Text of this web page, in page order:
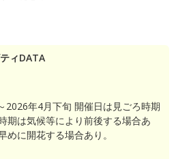
ィDATA
2026年4月下旬 開催日は見ごろ時期
期は気候等により前後する場合あ
めに開花する場合あり。